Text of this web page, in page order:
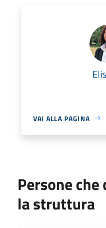
VAI ALLA PAGINA
Persone
la struttura